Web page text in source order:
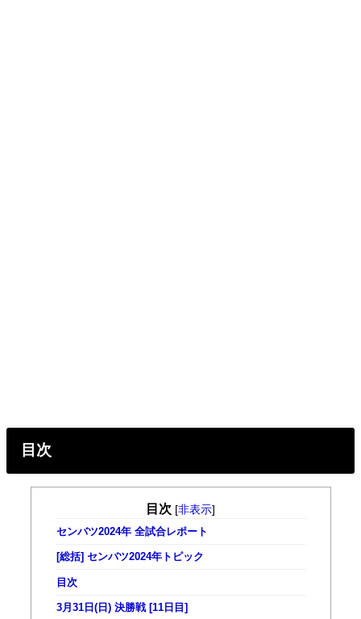
目次
目次 [非表示]
センバツ2024年 全試合レポート
[総括] センバツ2024年トピック
目次
3月31日(日) 決勝戦 [11日目]